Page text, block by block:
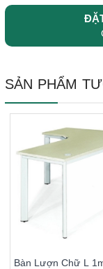
SẢN PHẨM
Bàn Lượn Chữ L